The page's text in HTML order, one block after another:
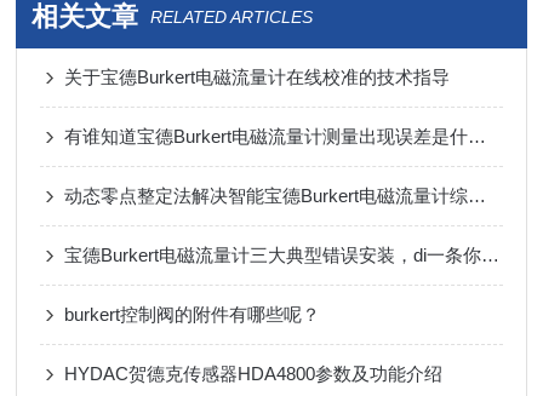
相关文章 RELATED ARTICLES
关于宝德Burkert电磁流量计在线校准的技术指导
有谁知道宝德Burkert电磁流量计测量出现误差是什么原因导致的？
动态零点整定法解决智能宝德Burkert电磁流量计综合误差探析
宝德Burkert电磁流量计三大典型错误安装，di一条你就经常犯！
burkert控制阀的附件有哪些呢？
​HYDAC贺德克传感器HDA4800参数及功能介绍